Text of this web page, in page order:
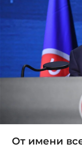
От имени